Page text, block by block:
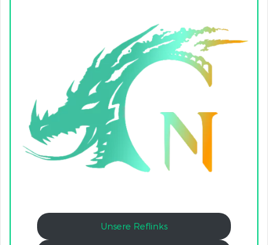
Unsere Reflinks